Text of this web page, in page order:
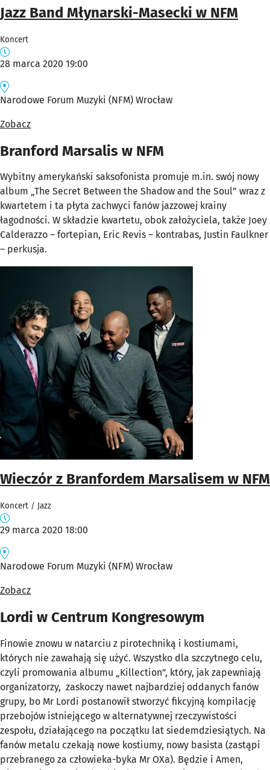
Jazz Band Młynarski-Masecki w NFM
Koncert
28 marca 2020 19:00
Narodowe Forum Muzyki (NFM) Wrocław
Zobacz
Branford Marsalis w NFM
Wybitny amerykański saksofonista promuje m.in. swój nowy
album „The Secret Between the Shadow and the Soul” wraz z
kwartetem i ta płyta zachwyci fanów jazzowej krainy
łagodności. W składzie kwartetu, obok założyciela, także Joey
Calderazzo – fortepian, Eric Revis – kontrabas, Justin Faulkner
– perkusja.
Wieczór z Branfordem Marsalisem w NFM
Koncert / Jazz
29 marca 2020 18:00
Narodowe Forum Muzyki (NFM) Wrocław
Zobacz
Lordi w Centrum Kongresowym
Finowie znowu w natarciu z pirotechniką i kostiumami,
których nie zawahają się użyć. Wszystko dla szczytnego celu,
czyli promowania albumu „Killection”, który, jak zapewniają
organizatorzy, zaskoczy nawet najbardziej oddanych fanów
grupy, bo Mr Lordi postanowił stworzyć fikcyjną kompilację
przebojów istniejącego w alternatywnej rzeczywistości
zespołu, działającego na początku lat siedemdziesiątych. Na
fanów metalu czekają nowe kostiumy, nowy basista (zastąpi
przebranego za człowieka-byka Mr OXa). Będzie i Amen,